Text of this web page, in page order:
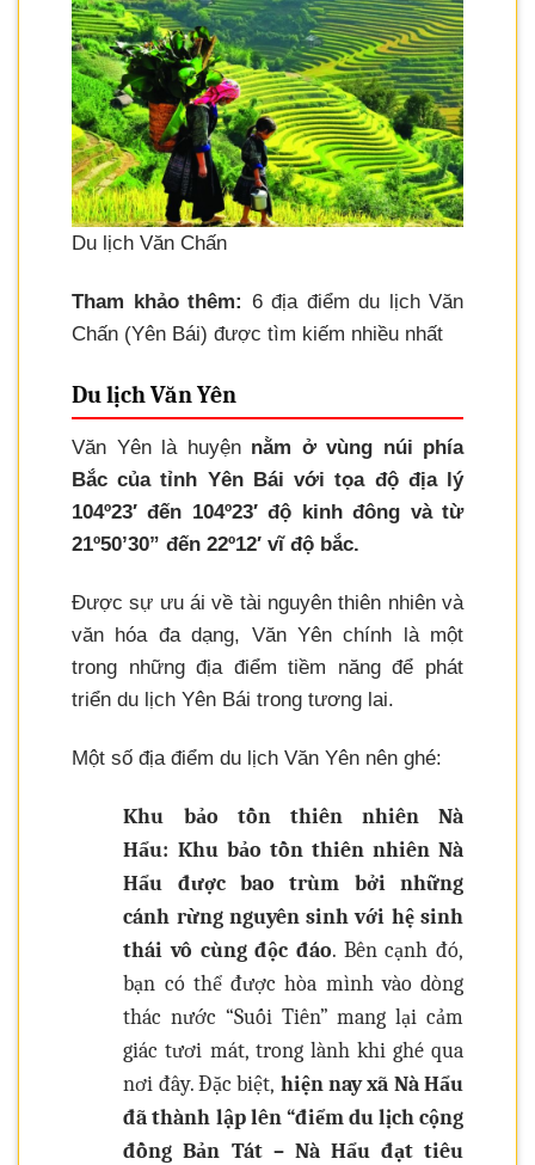
Du lịch Văn Chấn
Tham khảo thêm: 6 địa điểm du lịch Văn
Chấn (Yên Bái) được tìm kiếm nhiều nhất
Du lịch Văn Yên
Văn Yên là huyện nằm ở vùng núi phía
Bắc của tỉnh Yên Bái với tọa độ địa lý
104º23′ đến 104º23′ độ kinh đông và từ
21º50’30” đến 22º12′ vĩ độ bắc.
Được sự ưu ái về tài nguyên thiên nhiên và
văn hóa đa dạng, Văn Yên chính là một
trong những địa điểm tiềm năng để phát
triển du lịch Yên Bái trong tương lai.
Một số địa điểm du lịch Văn Yên nên ghé:
Khu bảo tồn thiên nhiên Nà
Hẩu: Khu bảo tồn thiên nhiên Nà
Hẩu được bao trùm bởi những
cánh rừng nguyên sinh với hệ sinh
thái vô cùng độc đáo. Bên cạnh đó,
bạn có thể được hòa mình vào dòng
thác nước “Suối Tiên” mang lại cảm
giác tươi mát, trong lành khi ghé qua
nơi đây. Đặc biệt, hiện nay xã Nà Hẩu
đã thành lập lên “điểm du lịch cộng
đồng Bản Tát – Nà Hẩu đạt tiêu